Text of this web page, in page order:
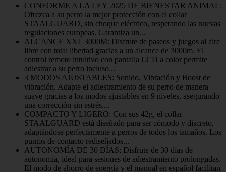
CONFORME A LA LEY 2025 DE BIENESTAR ANIMAL:
Ofrezca a su perro la mejor protección con el collar
STAALGUARD, sin choque eléctrico, respetando las nuevas
regulaciones europeas. Garantiza un...
ALCANCE XXL 3000M: Disfrute de paseos y juegos al aire
libre con total libertad gracias a un alcance de 3000m. El
control remoto intuitivo con pantalla LCD a color permite
adiestrar a su perro incluso...
3 MODOS AJUSTABLES: Sonido, Vibración y Boost de
vibración. Adapte el adiestramiento de su perro de manera
suave gracias a los modos ajustables en 9 niveles, asegurando
una corrección sin estrés....
COMPACTO Y LIGERO: Con sus 42g, el collar
STAALGUARD está diseñado para ser cómodo y discreto,
adaptándose perfectamente a perros de todos los tamaños. Los
puntos de contacto rediseñados...
AUTONOMÍA DE 30 DÍAS: Disfrute de 30 días de
autonomía, ideal para sesiones de adiestramiento prolongadas.
El modo de ahorro de energía y el manual en español facilitan